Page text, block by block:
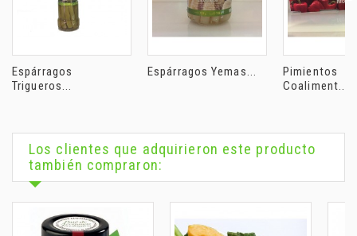
Espárragos
Trigueros...
Espárragos Yemas...
Pimientos
Coaliment...
Los clientes que adquirieron este producto
también compraron: